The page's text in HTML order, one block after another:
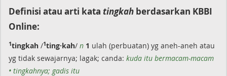
Definisi atau arti kata tingkah berdasarkan KBBI
Online:
1tingkah /1ting·kah/ n 1 ulah (perbuatan) yg aneh-aneh atau
yg tidak sewajarnya; lagak; canda: kuda itu bermacam-macam
• tingkahnya; gadis itu